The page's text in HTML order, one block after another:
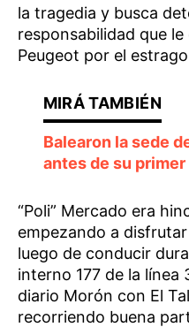
la tragedia y busca
responsabilidad que
Peugeot por el
Balearon la sede
antes de su
“Poli” Mercado era
empezando a
luego de conducir
interno 177 de la línea
diario Morón con El
recorriendo buena